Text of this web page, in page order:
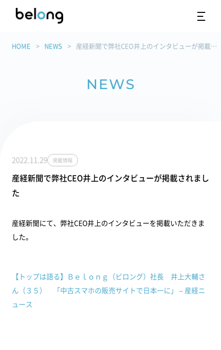
HOME NEWS 産経新聞で弊社CEO井上のインタビューが掲載されました
NEWS
2022.11.29 掲載情報
産経新聞で弊社CEO井上のインタビューが掲載されまし
た
産経新聞にて、弊社CEO井上のインタビューを掲載いただきま
した。
【トップは語る】Ｂｅｌｏｎｇ（ビロング）社長 井上大輔さ
ん（３５） 「中古スマホの販売サイトで日本一に」 – 産経ニ
ュース